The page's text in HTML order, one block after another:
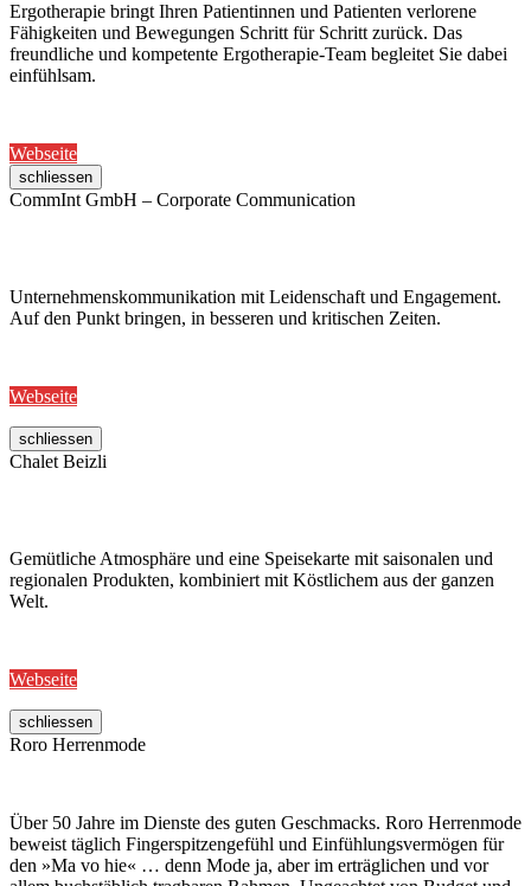
Ergotherapie bringt Ihren Patientinnen und Patienten verlorene
Fähigkeiten und Bewegungen Schritt für Schritt zurück. Das
freundliche und kompetente Ergotherapie-Team begleitet Sie dabei
einfühlsam.
Webseite
schliessen
CommInt GmbH – Corporate Communication
Unternehmenskommunikation mit Leidenschaft und Engagement.
Auf den Punkt bringen, in besseren und kritischen Zeiten.
Webseite
schliessen
Chalet Beizli
Gemütliche Atmosphäre und eine Speisekarte mit saisonalen und
regionalen Produkten, kombiniert mit Köstlichem aus der ganzen
Welt.
Webseite
schliessen
Roro Herrenmode
Über 50 Jahre im Dienste des guten Geschmacks. Roro Herrenmode
beweist täglich Fingerspitzengefühl und Einfühlungsvermögen für
den »Ma vo hie« … denn Mode ja, aber im erträglichen und vor